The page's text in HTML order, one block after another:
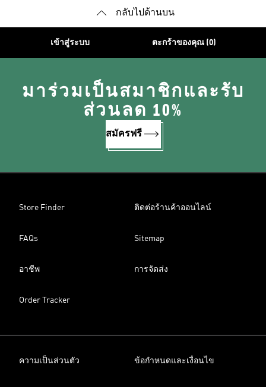
กลับไปด้านบน
เข้าสู่ระบบ ตะกร้าของคุณ (0)
มาร่วมเป็นสมาชิกและรับ
ส่วนลด 10%
สมัครฟรี
Store Finder ติดต่อร้านค้าออนไลน์
FAQs Sitemap
อาชีพ การจัดส่ง
Order Tracker
ความเป็นส่วนตัว ข้อกำหนดและเงื่อนไข